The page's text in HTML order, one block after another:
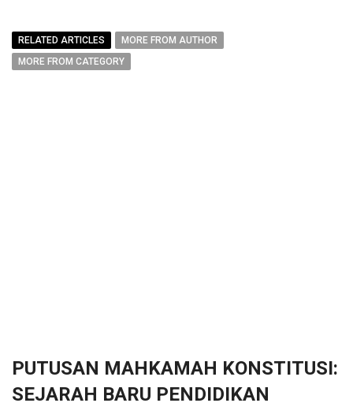
RELATED ARTICLES
MORE FROM AUTHOR
MORE FROM CATEGORY
PUTUSAN MAHKAMAH KONSTITUSI:
SEJARAH BARU PENDIDIKAN